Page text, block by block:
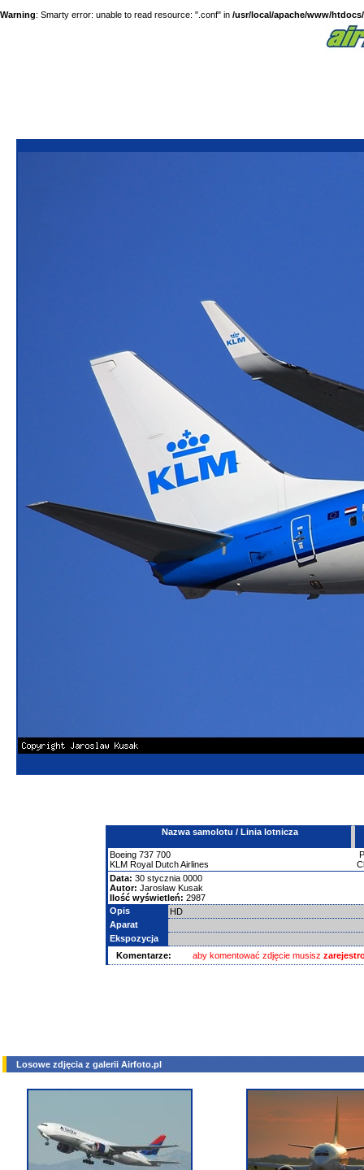
Warning: Smarty error: unable to read resource: ".conf" in /usr/local/apache/www/
Nazwa samolotu / Linia lotnicza
Boeing 737 700
KLM Royal Dutch Airlines
Data: 30 stycznia 0000
Autor: Jarosław Kusak
Ilość wyświetleń: 2987
Opis
HD
Aparat
Ekspozycja
Komentarze:
aby komentować zdjęcie musisz
Losowe zdjęcia z galerii Airfoto.pl